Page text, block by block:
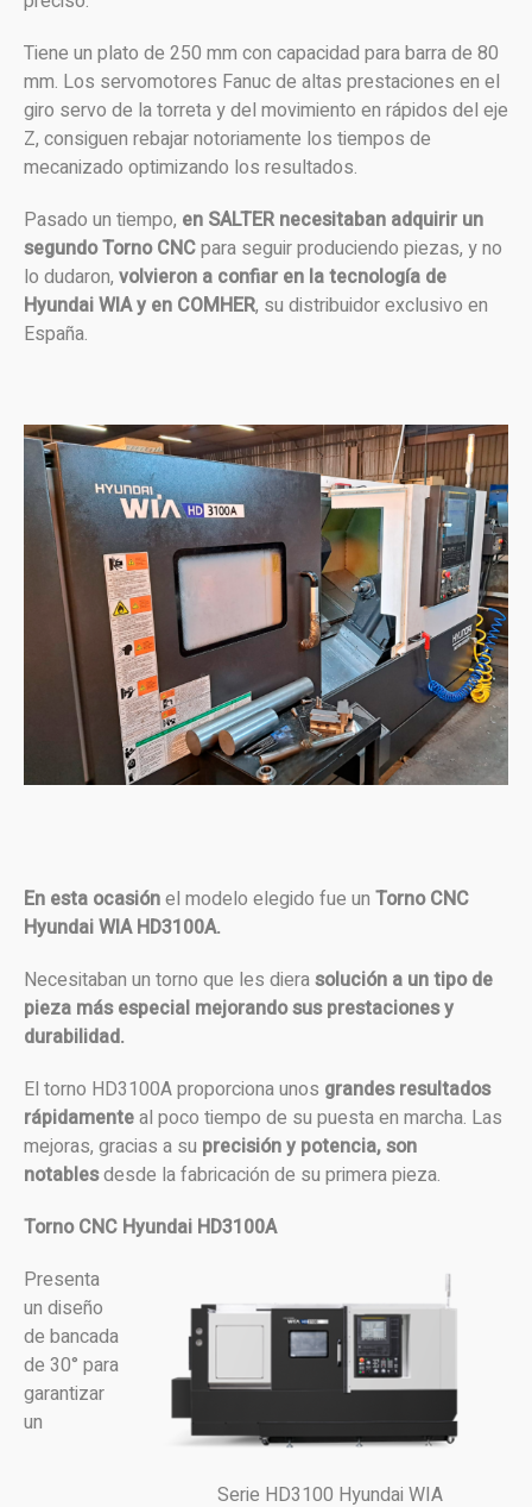
Tiene un plato de 250 mm con capacidad para barra de 80
mm. Los servomotores Fanuc de altas prestaciones en el
giro servo de la torreta y del movimiento en rápidos del eje
Z, consiguen rebajar notoriamente los tiempos de
mecanizado optimizando los resultados.
Pasado un tiempo, en SALTER necesitaban adquirir un
segundo Torno CNCpara seguir produciendo piezas, y no
lo dudaron, volvieron a confiar en la tecnología de
Hyundai WIA y en COMHER, su distribuidor exclusivo en
España.
En esta ocasiónel modelo elegido fue un Torno CNC
Hyundai WIA HD3100A.
Necesitaban un torno que les dierasolución a un tipo de
pieza más especial mejorando sus prestaciones y
durabilidad.
El torno HD3100A proporciona unos grandes resultados
rápidamenteal poco tiempo de su puesta en marcha. Las
mejoras, gracias a su precisión y potencia, son
notablesdesde la fabricación de su primera pieza.
Torno CNC Hyundai HD3100A
Serie HD3100 Hyundai WIA
Presenta
un diseño
de bancada
de 30° para
garantizar
un